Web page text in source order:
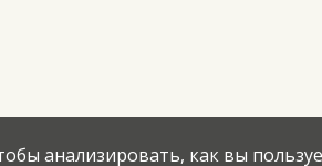
анализировать, как вы